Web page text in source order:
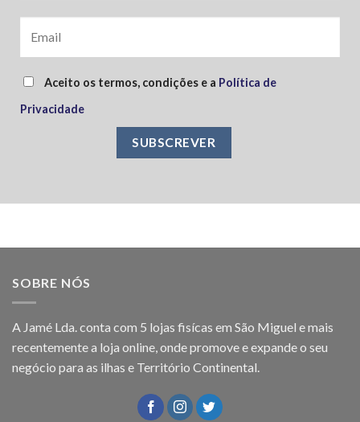
Aceito os termos, condições e a Política de
Privacidade
SOBRE NÓS
A Jamé Lda. conta com 5 lojas fisícas em São Miguel e mais
recentemente a loja online, onde promove e expande o seu
negócio para as ilhas e Território Continental.